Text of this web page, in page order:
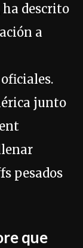
descrito
a
junto
pesados
que